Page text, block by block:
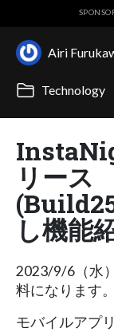
Airi
Technology
リース
し機能
2023/9/6（水
料になります。
モバイルアプ